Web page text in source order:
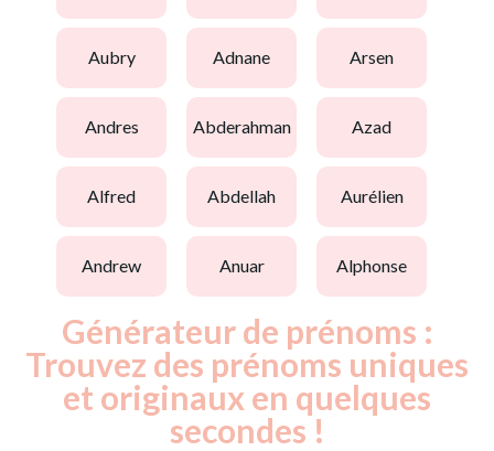
aubry adnane arsen
andres abderahman azad
alfred abdellah aurélien
andrew anuar alphonse
Générateur de prénoms :
Trouvez des prénoms uniques
et originaux en quelques
secondes !